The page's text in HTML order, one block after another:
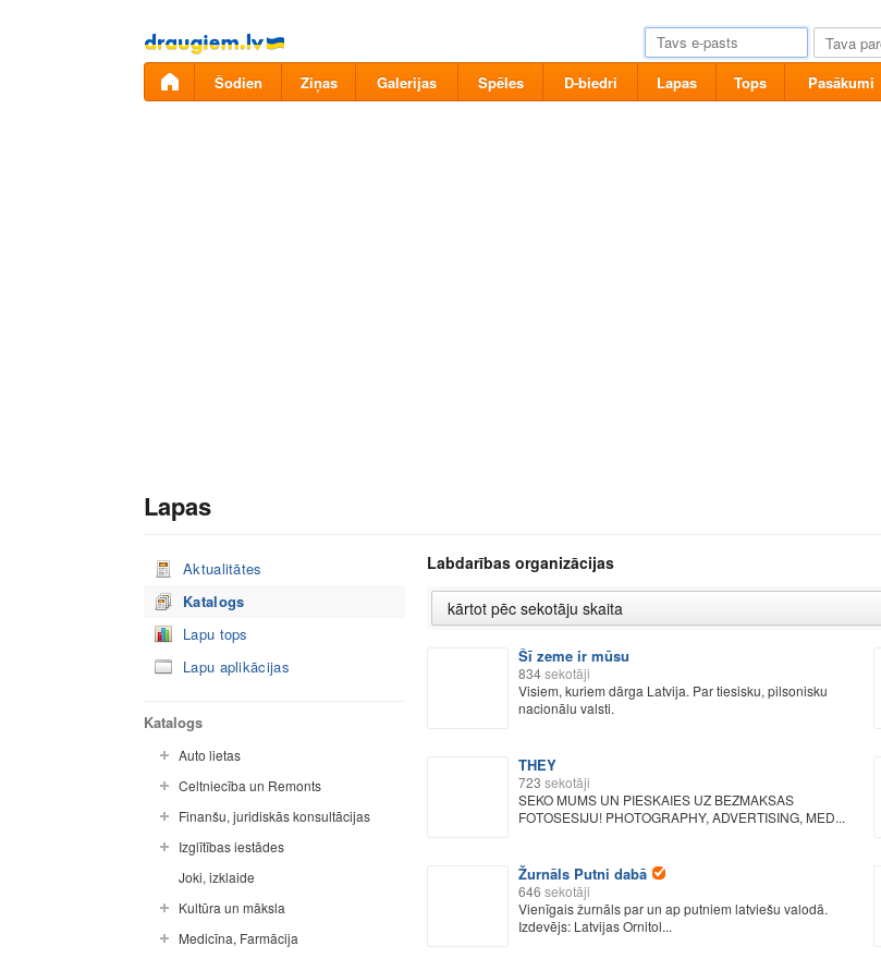
Pāriet
uz
saturu
Šodien Ziņas Galerijas Spēles D-biedri Lapas Tops Pasākumi
Lapas
Aktualitātes
Katalogs
Lapu tops
Lapu aplikācijas
Katalogs
Auto lietas
Celtniecība un Remonts
Finanšu, juridiskās konsultācijas
Izglītības iestādes
Joki, izklaide
Kultūra un māksla
Medicīna, Farmācija
Labdarības organizācijas
Šī zeme ir mūsu
834sekotāji
Visiem, kuriem dārga Latvija. Par tiesisku, pilsonisku
nacionālu valsti.
THEY
723 sekotāji
SEKO MUMS UN PIESKAIES UZ BEZMAKSAS
FOTOSESIJU! PHOTOGRAPHY, ADVERTISING, MED...
Žurnāls Putni dabā
646 sekotāji
Vienīgais žurnāls par un ap putniem latviešu valodā.
Izdevējs: Latvijas Ornitol...